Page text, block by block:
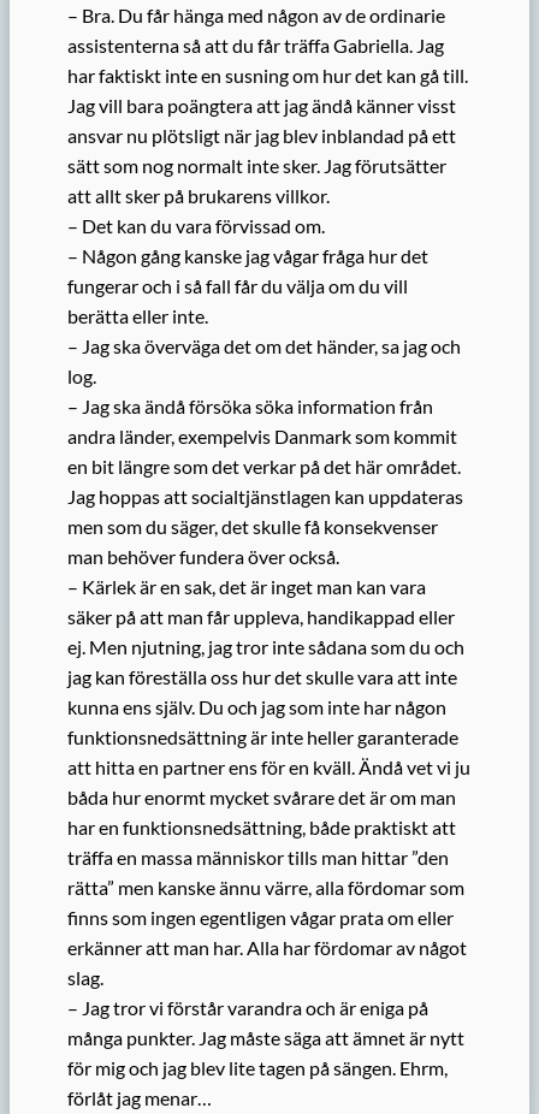
– Bra. Du får hänga med någon av de ordinarie
assistenterna så att du får träffa Gabriella. Jag
har faktiskt inte en susning om hur det kan gå till.
Jag vill bara poängtera att jag ändå känner visst
ansvar nu plötsligt när jag blev inblandad på ett
sätt som nog normalt inte sker. Jag förutsätter
att allt sker på brukarens villkor.
– Det kan du vara förvissad om.
– Någon gång kanske jag vågar fråga hur det
fungerar och i så fall får du välja om du vill
berätta eller inte.
– Jag ska överväga det om det händer, sa jag och
log.
– Jag ska ändå försöka söka information från
andra länder, exempelvis Danmark som kommit
en bit längre som det verkar på det här området.
Jag hoppas att socialtjänstlagen kan uppdateras
men som du säger, det skulle få konsekvenser
man behöver fundera över också.
– Kärlek är en sak, det är inget man kan vara
säker på att man får uppleva, handikappad eller
ej. Men njutning, jag tror inte sådana som du och
jag kan föreställa oss hur det skulle vara att inte
kunna ens själv. Du och jag som inte har någon
funktionsnedsättning är inte heller garanterade
att hitta en partner ens för en kväll. Ändå vet vi ju
båda hur enormt mycket svårare det är om man
har en funktionsnedsättning, både praktiskt att
träffa en massa människor tills man hittar ”den
rätta” men kanske ännu värre, alla fördomar som
finns som ingen egentligen vågar prata om eller
erkänner att man har. Alla har fördomar av något
slag.
– Jag tror vi förstår varandra och är eniga på
många punkter. Jag måste säga att ämnet är nytt
för mig och jag blev lite tagen på sängen. Ehrm,
förlåt jag menar…